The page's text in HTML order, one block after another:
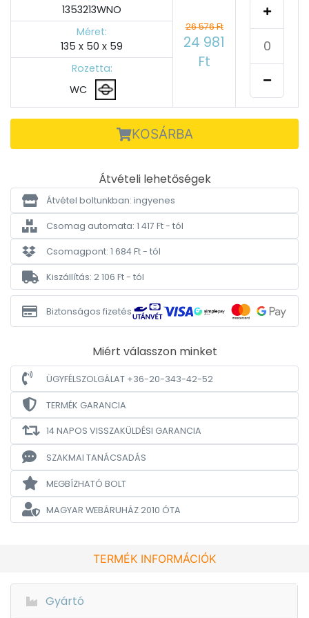
1353213WNO
26 576 Ft
24 981
Ft
Méret:
135 x 50 x 59
Rozetta:
WC
KOSÁRBA
Átvételi lehetőségek
Átvétel boltunkban: ingyenes
Csomag automata: 1 417 Ft - tól
Csomagpont: 1 684 Ft - tól
Kiszállítás: 2 106 Ft - tól
Biztonságos fizetés
Miért válasszon minket
ÜGYFÉLSZOLGÁLAT +36-20-343-42-52
TERMÉK GARANCIA
14 NAPOS VISSZAKÜLDÉSI GARANCIA
SZAKMAI TANÁCSADÁS
MEGBÍZHATÓ BOLT
MAGYAR WEBÁRUHÁZ2010 ÓTA
TERMÉK INFORMÁCIÓK
Gyártó